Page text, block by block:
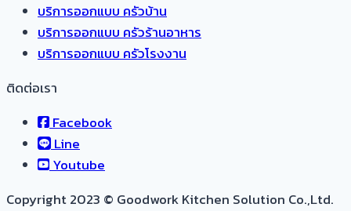
บริการออกแบบ ครัวบ้าน
บริการออกแบบ ครัวร้านอาหาร
บริการออกแบบ ครัวโรงงาน
ติดต่อเรา
Facebook
Line
Youtube
Copyright 2023 © Goodwork Kitchen Solution Co.,Ltd.